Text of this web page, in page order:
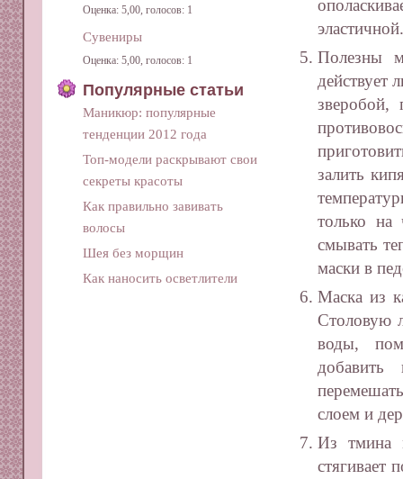
эластичной.
Полезны
действует
зверобой,
залить
только
смывать
маски в
Маска из
Столовую
воды,
слоем и
Из тмина
стягивает
Оценка: 5,00, голосов: 1
Сувениры
Оценка: 5,00, голосов: 1
Популярные статьи
Маникюр: популярные
тенденции 2012 года
Топ-модели раскрывают свои
секреты красоты
Как правильно завивать
волосы
Шея без морщин
Как наносить осветлители